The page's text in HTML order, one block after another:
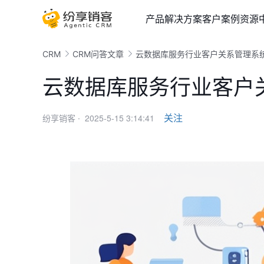
产品解决方案客户案例资源
CRM CRM问答文章 云数据库服务行业客户关系管理系
云数据库服务行业客
纷享销客 · 2025-5-15 3:14:41 关注